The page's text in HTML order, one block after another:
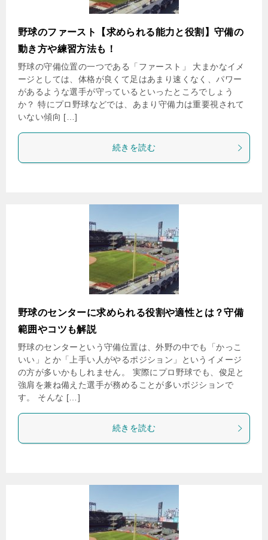
野球のファースト【求められる能力と役割】守備の
動き方や練習方法も！
野球の守備位置の一つである「ファースト」 大まかなイメ
ージとしては、体格が良くて足はあまり速くなく、パワー
があるような選手が守っているといったところでしょう
か？ 特にプロ野球などでは、あまり守備力は重要視されて
いない傾向 […]
続きを読む
野球のセンターに求められる役割や適性とは？守備
範囲やコツも解説
野球のセンターという守備位置は、外野の中でも「かっこ
いい」とか「上手い人がやるポジション」というイメージ
の方が多いかもしれません。 実際にプロ野球でも、俊足と
強肩を兼ね備えた選手が務めることが多いポジションで
す。 そんな […]
続きを読む